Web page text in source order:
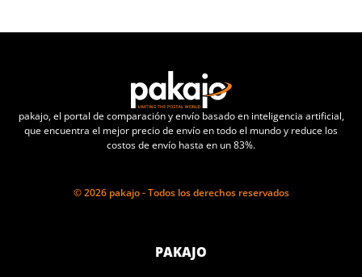
pakajo, el portal de comparación y envío basado en inteligencia artificial,
que encuentra el mejor precio de envío en todo el mundo y reduce los
costos de envío hasta en un 83%.
© 2026 pakajo - Todos los derechos reservados
PAKAJO